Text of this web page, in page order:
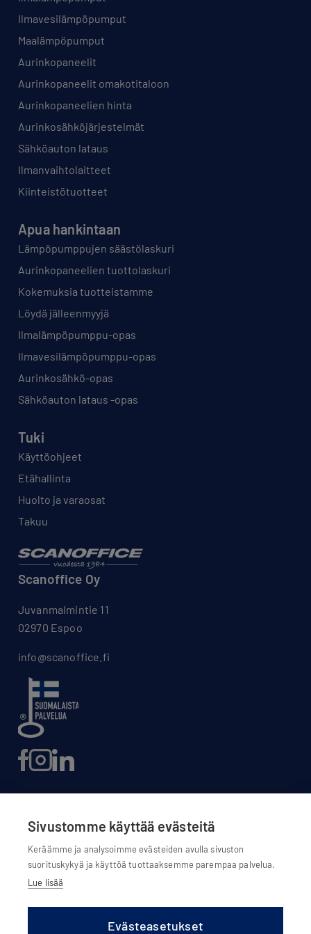
Ilmavesilämpöpumput
Maalämpöpumput
Aurinkopaneelit
Aurinkopaneelit omakotitaloon
Aurinkopaneelien hinta
Aurinkosähköjärjestelmät
Sähköauton lataus
Ilmanvaihtolaitteet
Kiinteistötuotteet
Apua hankintaan
Lämpöpumppujen säästölaskuri
Aurinkopaneelien tuottolaskuri
Kokemuksia tuotteistamme
Löydä jälleenmyyjä
Ilmalämpöpumppu-opas
Ilmavesilämpöpumppu-opas
Aurinkosähkö-opas
Sähköauton lataus -opas
Tuki
Käyttöohjeet
Etähallinta
Huolto ja varaosat
Takuu
Scanoffice Oy
Juvanmalmintie 11
02970 Espoo
info@scanoffice.fi
Evästeasetukset
Evästekäytännöt
Tietosuojaseloste
Olemme osa Scanoffice Group Oy:tä
Sivustomme käyttää evästeitä
Keräämme ja analysoimme evästeiden avulla sivuston
suorituskykyä ja käyttöä tuottaaksemme parempaa palvelua.
Lue lisää
Evästeasetukset